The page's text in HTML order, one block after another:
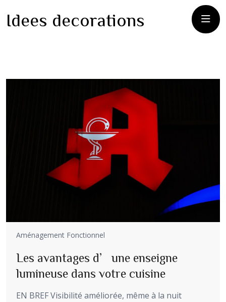
Idees decorations
Aménagement Fonctionnel
Les avantages d’une enseigne
lumineuse dans votre cuisine
EN BREF Visibilité améliorée, même à la nuit